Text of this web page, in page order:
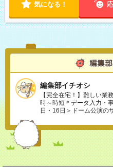
気になる！
編集部イチオシ
【完全在宅！】難しい業
時～時短＊データ入力・
日・16日＞ドーム公演の